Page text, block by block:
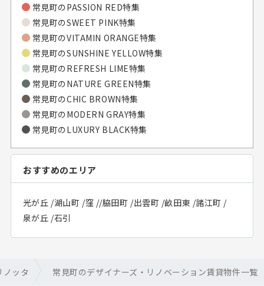
常見町のPASSION RED特集
常見町のSWEET PINK特集
常見町のVITAMIN ORANGE特集
常見町のSUNSHINE YELLOW特集
常見町のREFRESH LIME特集
常見町のNATURE GREEN特集
常見町のCHIC BROWN特集
常見町のMODERN GRAY特集
常見町のLUXURY BLACK特集
おすすめのエリア
光が丘 /湖山町 /窪 //脇田町 /出雲町 /畝田東 /諸江町 /
泉が丘 /石引
ッタ 常見町のデザイナーズ・リノベーション賃貸物件一覧